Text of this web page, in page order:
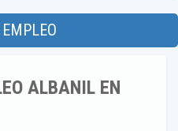
ALBANIL EN